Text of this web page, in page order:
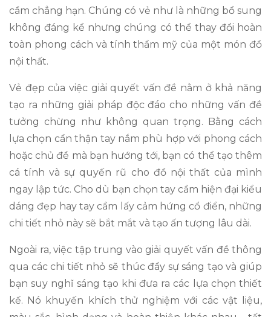
cầm chẳng hạn. Chúng có vẻ như là những bổ sung
không đáng kể nhưng chúng có thể thay đổi hoàn
toàn phong cách và tính thẩm mỹ của một món đồ
nội thất.
Vẻ đẹp của việc giải quyết vấn đề nằm ở khả năng
tạo ra những giải pháp độc đáo cho những vấn đề
tưởng chừng như không quan trọng. Bằng cách
lựa chọn cẩn thận tay nắm phù hợp với phong cách
hoặc chủ đề mà bạn hướng tới, bạn có thể tạo thêm
cá tính và sự quyến rũ cho đồ nội thất của mình
ngay lập tức. Cho dù bạn chọn tay cầm hiện đại kiểu
dáng đẹp hay tay cầm lấy cảm hứng cổ điển, những
chi tiết nhỏ này sẽ bắt mắt và tạo ấn tượng lâu dài.
Ngoài ra, việc tập trung vào giải quyết vấn đề thông
qua các chi tiết nhỏ sẽ thúc đẩy sự sáng tạo và giúp
bạn suy nghĩ sáng tạo khi đưa ra các lựa chọn thiết
kế. Nó khuyến khích thử nghiệm với các vật liệu,